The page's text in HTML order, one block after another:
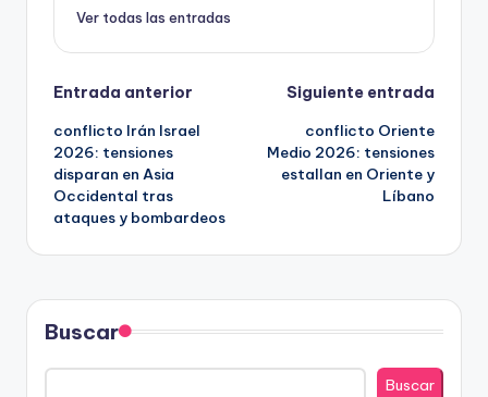
Ver todas las entradas
Navegación
de
entradas
Entrada anterior
conflicto Irán Israel
2026: tensiones
disparan en Asia
Occidental tras
ataques y bombardeos
Siguiente entrada
conflicto Oriente
Medio 2026: tensiones
estallan en Oriente y
Líbano
Buscar
Buscar